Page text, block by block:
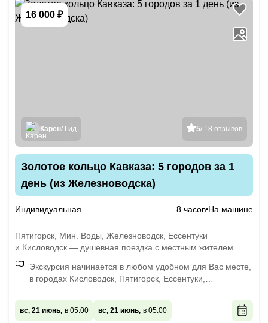
16 000 ₽
5/ 18 отзывов
Карен/ Гид
Золотое кольцо Кавказа: 5 городов за 1
день (из Железноводска)
Индивидуальная 8 часов На машине
Пятигорск, Мин. Воды, Железноводск, Ессентуки
и Кисловодск — душевная поездка с местным жителем
Экскурсия начинается в любом удобном для Вас месте,
в городах Кисловодск, Пятигорск, Ессентуки,
Железноводск и Минеральные Воды.
вс, 21 июнь, в 05:00 вс, 21 июнь, в 05:00